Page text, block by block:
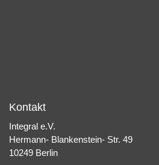
Kontakt
Integral e.V.
Hermann- Blankenstein- Str. 49
10249 Berlin